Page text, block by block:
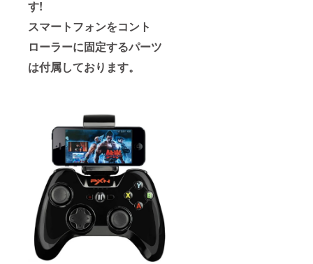
す!
スマートフォンをコント
ローラーに固定するパーツ
は付属しております。